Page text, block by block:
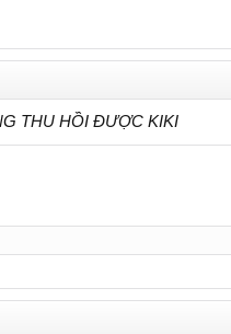
THU HỒI ĐƯỢC KIKI